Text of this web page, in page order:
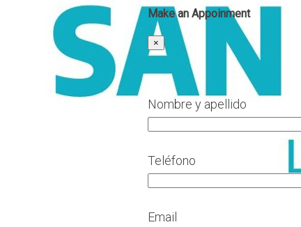
Make an Appoinment
×
Nombre y apellido
Teléfono
Email